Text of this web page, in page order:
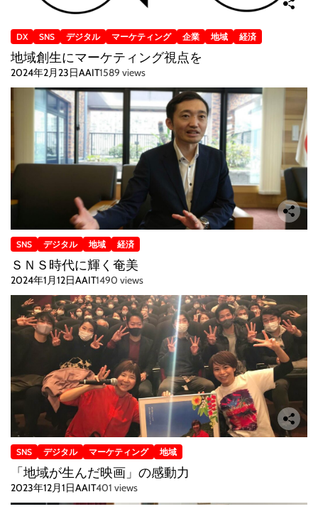
DX SNS デジタル マーケティング 企業 地域 経済
地域創生にマーケティング視点を
2024年2月23日AAIT1589 views
SNS デジタル 地域 経済
ＳＮＳ時代に輝く奄美
2024年1月12日AAIT1490 views
SNS デジタル マーケティング 地域
「地域が生んだ映画」の感動力
2023年12月1日AAIT401 views